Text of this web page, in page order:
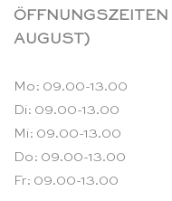
AUGUST)
Mo: 09.00-13.00
Di: 09.00-13.00
Mi: 09.00-13.00
Do: 09.00-13.00
Fr: 09.00-13.00